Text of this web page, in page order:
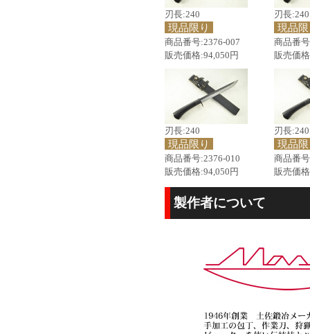
刃長:240
現品限り
商品番号:2376-007
販売価格:94,050円
刃長:240
現品
商品番
販売価
刃長:240
現品限り
商品番号:2376-010
販売価格:94,050円
刃長:240
現品
商品番
販売価
製作者について